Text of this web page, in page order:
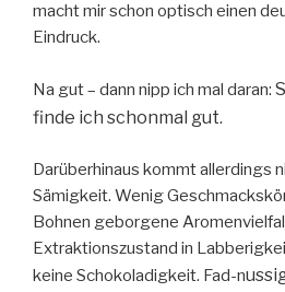
macht mir schon optisch einen
Eindruck.
Na gut – dann nipp ich mal daran:
finde ich schonmal gut.
Darüberhinaus kommt allerdings
Sämigkeit. Wenig
Bohnen geborgene
Extraktionszustand in
keine Schokoladigkeit. Fad-n